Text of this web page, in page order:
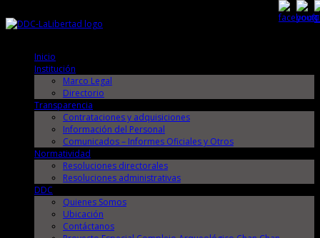
Inicio
Institución
Marco Legal
Directorio
Transparencia
Contrataciones y adquisiciones
Información del Personal
Comunicados – Informes Oficiales y Otros
Normatividad
Resoluciones directorales
Resoluciones administrativas
DDC
Quienes Somos
Ubicación
Contáctanos